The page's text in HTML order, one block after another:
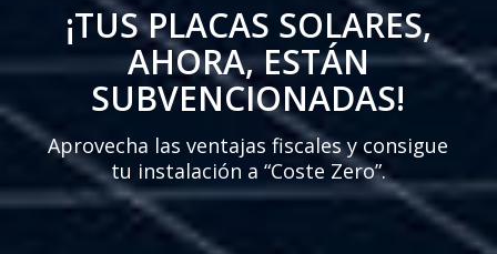
¡TUS PLACAS SOLARES,
AHORA, ESTÁN
SUBVENCIONADAS!
Aprovecha las ventajas fiscales y consigue
tu instalación a “Coste Zero”.